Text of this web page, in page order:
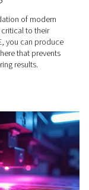
wina. Dlatego
azotu jest